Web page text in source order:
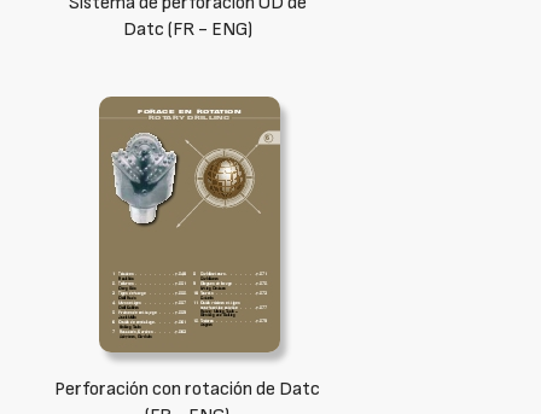
Datc (FR - ENG)
Perforación con rotación de Datc